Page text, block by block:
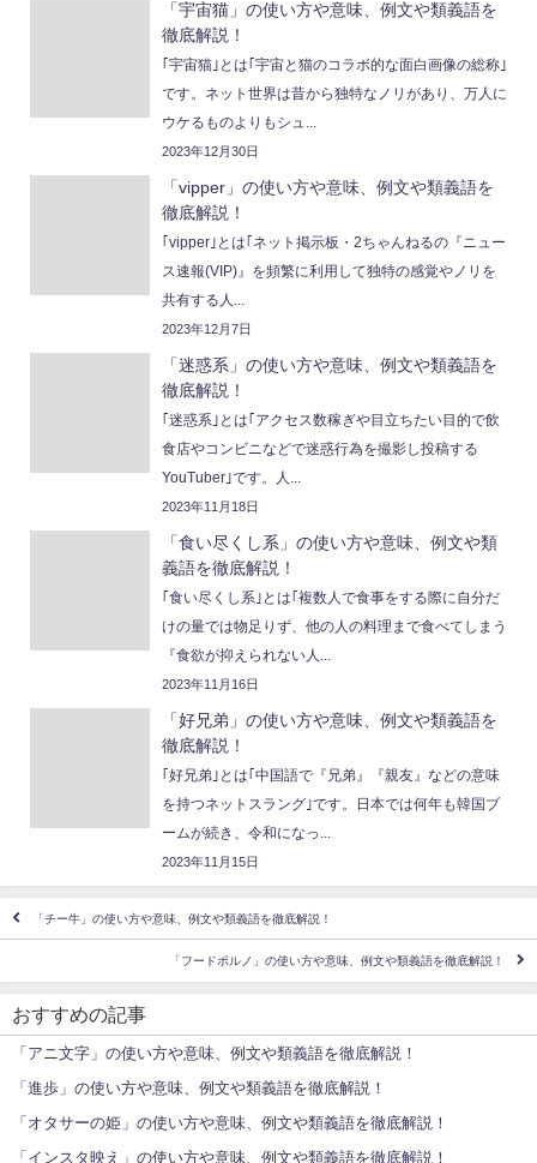
「宇宙猫」の使い方や意味、例文や類義語を
徹底解説！
｢宇宙猫｣とは｢宇宙と猫のコラボ的な面白画像の総称｣
です。ネット世界は昔から独特なノリがあり、万人に
ウケるものよりもシュ...
2023年12月30日
「vipper」の使い方や意味、例文や類義語を
徹底解説！
｢vipper｣とは｢ネット掲示板・2ちゃんねるの『ニュー
ス速報(VIP)』を頻繁に利用して独特の感覚やノリを
共有する人...
2023年12月7日
「迷惑系」の使い方や意味、例文や類義語を
徹底解説！
｢迷惑系｣とは｢アクセス数稼ぎや目立ちたい目的で飲
食店やコンビニなどで迷惑行為を撮影し投稿する
YouTuber｣です。人...
2023年11月18日
「食い尽くし系」の使い方や意味、例文や類
義語を徹底解説！
｢食い尽くし系｣とは｢複数人で食事をする際に自分だ
けの量では物足りず、他の人の料理まで食べてしまう
『食欲が抑えられない人...
2023年11月16日
「好兄弟」の使い方や意味、例文や類義語を
徹底解説！
｢好兄弟｣とは｢中国語で『兄弟』『親友』などの意味
を持つネットスラング｣です。日本では何年も韓国ブ
ームが続き、令和になっ...
2023年11月15日
「チー牛」の使い方や意味、例文や類義語を徹底解説！
「フードポルノ」の使い方や意味、例文や類義語を徹底解説！
おすすめの記事
「アニ文字」の使い方や意味、例文や類義語を徹底解説！
「進歩」の使い方や意味、例文や類義語を徹底解説！
「オタサーの姫」の使い方や意味、例文や類義語を徹底解説！
「インスタ映え」の使い方や意味、例文や類義語を徹底解説！